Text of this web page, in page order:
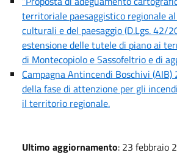
territoriale paesaggistico regionale al
culturali e del paesaggio (D.Lgs. 42/
estensione delle tutele di piano ai
di Montecopiolo e Sassofeltrio e di
Campagna Antincendi Boschivi (AIB)
della fase di attenzione per gli
il territorio regionale.
Ultimo aggiornamento: 23 febbraio